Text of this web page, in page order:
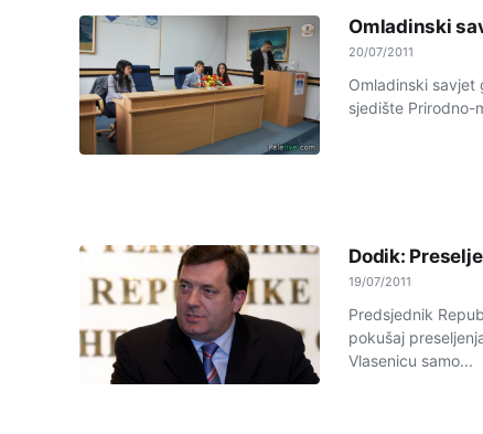
Omladinski
20/07/2011
Omladinski savjet
sjedište Prirodno-
Dodik:
19/07/2011
Predsjednik
pokušaj
Vlasenicu samo...